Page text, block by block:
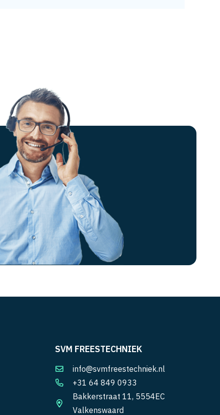
SVM FREESTECHNIEK
info@svmfreestechniek.nl
+31 64 849 0933
Bakkerstraat 11, 5554EC
Valkenswaard